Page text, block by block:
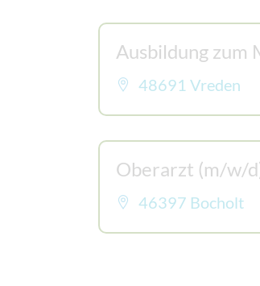
Ausbildung zum
48691 Vreden
Oberarzt (m/w/
46397 Bocholt